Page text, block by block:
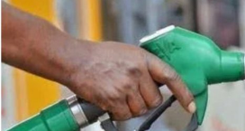
“This is so because every action
of State, especially at the Federal
credited to me, as the President,
have had any prior knowledge of
President said.
Facebook
TwitterEmail